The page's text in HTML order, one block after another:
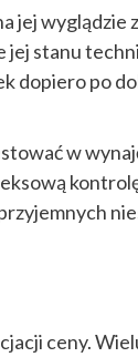
jej
stanu
dopiero po
w
ceny.